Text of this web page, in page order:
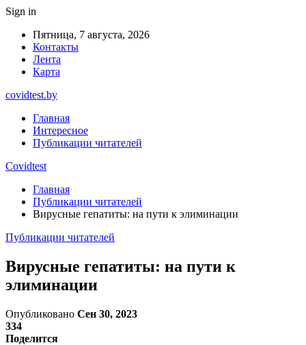
Sign in
Пятница, 7 августа, 2026
Контакты
Лента
Карта
covidtest.by
Главная
Интересное
Публикации читателей
Covidtest
Главная
Публикации читателей
Вирусные гепатиты: на пути к элиминации
Публикации читателей
Вирусные гепатиты: на пути к
элиминации
Опубликовано Сен 30, 2023
334
Поделится